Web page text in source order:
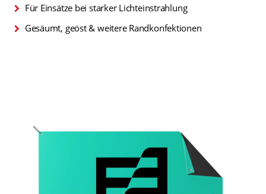
Für Einsätze bei starker Lichteinstrahlung
Gesäumt, geöst & weitere Randkonfektionen